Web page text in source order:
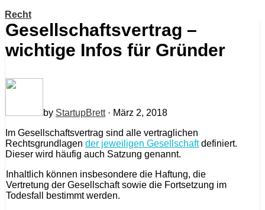
Recht
Gesellschaftsvertrag –
wichtige Infos für Gründer
by StartupBrett· März 2, 2018
Im Gesellschaftsvertrag sind alle vertraglichen
Rechtsgrundlagen der jeweiligen Gesellschaftdefiniert.
Dieser wird häufig auch Satzung genannt.
Inhaltlich können insbesondere die Haftung, die
Vertretung der Gesellschaft sowie die Fortsetzung im
Todesfall bestimmt werden.